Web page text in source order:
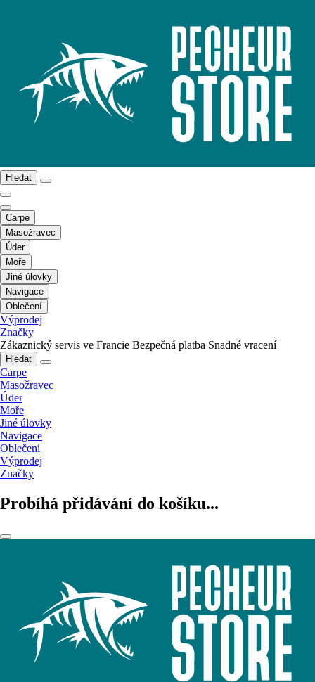
Hledat
Carpe
Masožravec
Úder
Moře
Jiné úlovky
Navigace
Oblečení
Výprodej
Značky
Zákaznický servis ve Francie Bezpečná platba Snadné vracení
Hledat
Carpe
Masožravec
Úder
Moře
Jiné úlovky
Navigace
Oblečení
Výprodej
Značky
Probíhá přidávání do košíku...